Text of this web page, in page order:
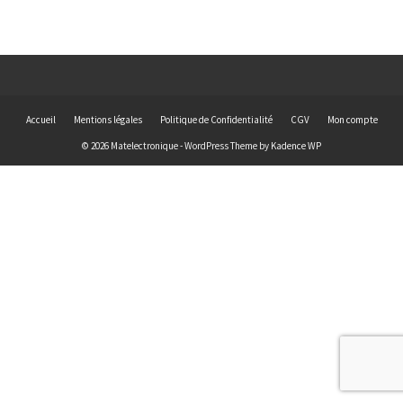
Accueil Mentions légales Politique de Confidentialité CGV Mon compte
© 2026 Matelectronique - WordPress Theme by Kadence WP